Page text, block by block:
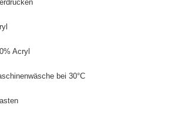
Acryl
bei 30°C